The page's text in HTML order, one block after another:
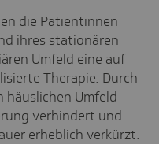
die Patientinnen
ihres stationären
Umfeld eine auf
Therapie. Durch
Umfeld
verhindert und
erheblich verkürzt.